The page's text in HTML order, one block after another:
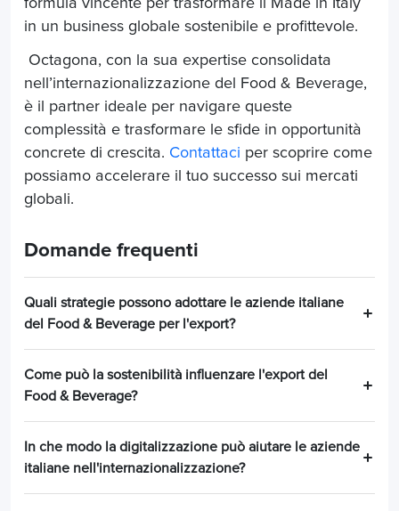
in un business globale sostenibile e profittevole.
Octagona, con la sua expertise consolidata
nell’internazionalizzazione del Food & Beverage,
è il partner ideale per navigare queste
complessità e trasformare le sfide in opportunità
concrete di crescita. Contattaci per scoprire come
possiamo accelerare il tuo successo sui mercati
globali.
Domande frequenti
Quali strategie possono adottare le aziende italiane
del Food & Beverage per l'export?
Come può la sostenibilità influenzare l'export del
Food & Beverage?
In che modo la digitalizzazione può aiutare le aziende
italiane nell'internazionalizzazione?